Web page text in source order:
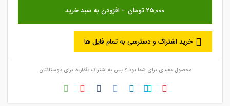
خرید اشتراک و دسترسی به تمام فایل ها
محصول مفیدی برای شما بود ؟ پس به اشتراک بگذارید برای دوستانتان